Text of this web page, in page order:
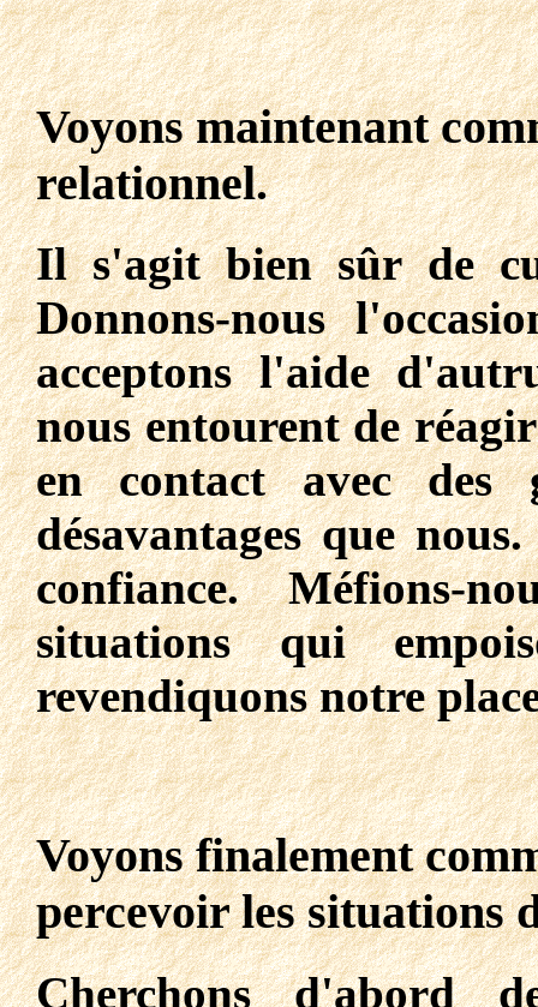
Voyons maintenant
relationnel.
Il s'agit bien sûr de
Donnons-nous
acceptons l'aide
nous entourent de
en contact avec des
désavantages que
confiance. Méfions-
situations qui
revendiquons notre
Voyons finalement
percevoir les situations
Cherchons d'abord